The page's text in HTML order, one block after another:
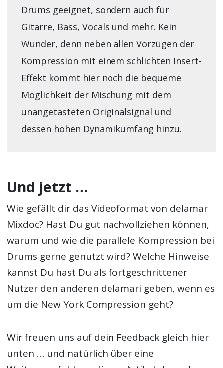
Drums geeignet, sondern auch für
Gitarre, Bass, Vocals und mehr. Kein
Wunder, denn neben allen Vorzügen der
Kompression mit einem schlichten Insert-
Effekt kommt hier noch die bequeme
Möglichkeit der Mischung mit dem
unangetasteten Originalsignal und
dessen hohen Dynamikumfang hinzu.
Und jetzt …
Wie gefällt dir das Videoformat von delamar
Mixdoc? Hast Du gut nachvollziehen können,
warum und wie die parallele Kompression bei
Drums gerne genutzt wird? Welche Hinweise
kannst Du hast Du als fortgeschrittener
Nutzer den anderen delamari geben, wenn es
um die New York Compression geht?
Wir freuen uns auf dein Feedback gleich hier
unten … und natürlich über eine